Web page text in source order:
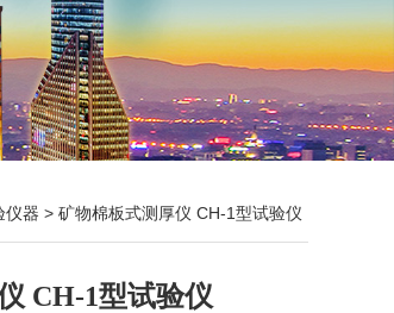
仪器 > 矿物棉板式测厚仪 CH-1型试验仪
CH-1型试验仪